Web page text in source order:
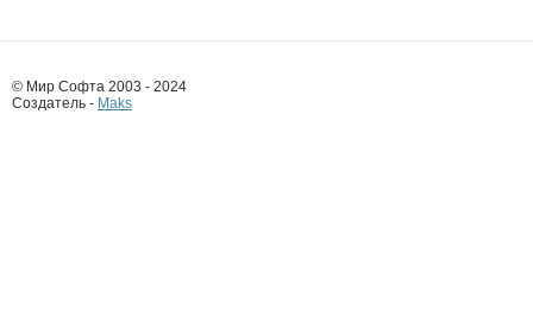
© Мир Софта 2003 - 2024
Создатель - Maks